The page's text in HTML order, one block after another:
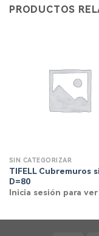
PRODUCTOS
SIN CATEGORIZAR
TIFELL Cubremuros
D=80
Inicia sesión para